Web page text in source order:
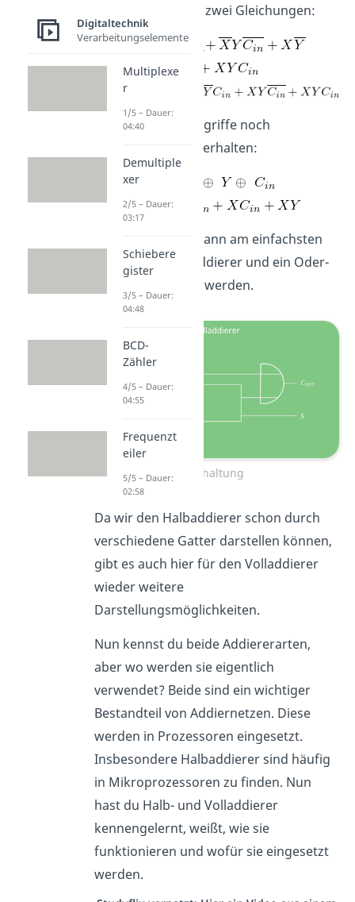
erhalten folgende zwei Gleichungen:
Wir können die Begriffe noch
vereinfachen und erhalten:
Der Volladdierer kann am einfachsten
durch zwei Halbaddierer und ein Oder-
Gatter dargestellt werden.
Schaltung
Da wir den Halbaddierer schon durch
verschiedene Gatter darstellen können,
gibt es auch hier für den Volladdierer
wieder weitere
Darstellungsmöglichkeiten.
Nun kennst du beide Addiererarten,
aber wo werden sie eigentlich
verwendet? Beide sind ein wichtiger
Bestandteil von Addiernetzen. Diese
werden in Prozessoren eingesetzt.
Insbesondere Halbaddierer sind häufig
in Mikroprozessoren zu finden. Nun
hast du Halb- und Volladdierer
kennengelernt, weißt, wie sie
funktionieren und wofür sie eingesetzt
werden.
Digitaltechnik
Verarbeitungselemente
Multiplexe
r
1/5 – Dauer:
04:40
Demultiple
xer
2/5 – Dauer:
03:17
Schiebere
gister
3/5 – Dauer:
04:48
BCD-
Zähler
4/5 – Dauer:
04:55
Frequenzt
eiler
5/5 – Dauer:
02:58